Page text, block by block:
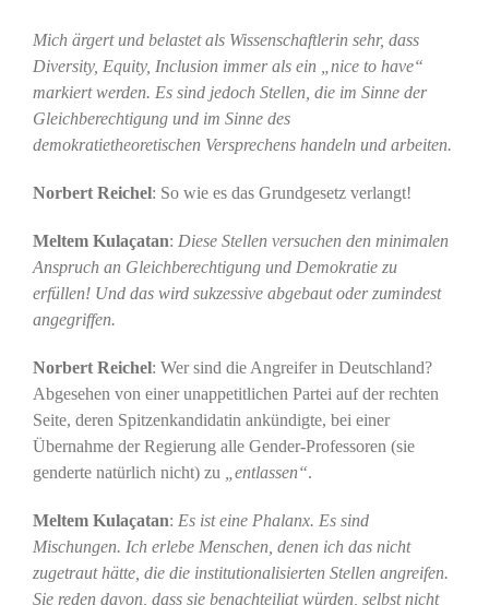
Mich ärgert und belastet als Wissenschaftlerin sehr, dass
Diversity, Equity, Inclusion immer als ein „nice to have“
markiert werden. Es sind jedoch Stellen, die im Sinne der
Gleichberechtigung und im Sinne des
demokratietheoretischen Versprechens handeln und arbeiten.
Norbert Reichel: So wie es das Grundgesetz verlangt!
Meltem Kulaçatan: Diese Stellen versuchen den minimalen
Anspruch an Gleichberechtigung und Demokratie zu
erfüllen! Und das wird sukzessive abgebaut oder zumindest
angegriffen.
Norbert Reichel: Wer sind die Angreifer in Deutschland?
Abgesehen von einer unappetitlichen Partei auf der rechten
Seite, deren Spitzenkandidatin ankündigte, bei einer
Übernahme der Regierung alle Gender-Professoren (sie
genderte natürlich nicht) zu
„entlassen“.
Meltem Kulaçatan: Es ist eine Phalanx. Es sind
Mischungen. Ich erlebe Menschen, denen ich das nicht
zugetraut hätte, die die institutionalisierten Stellen angreifen.
Sie reden davon, dass sie benachteiligt würden, selbst nicht